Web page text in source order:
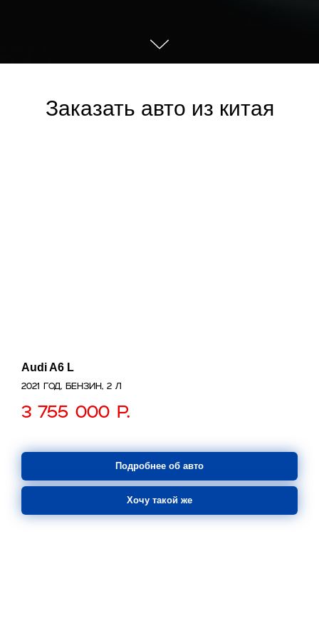
Заказать авто из китая
Audi A6 L
2021 год, бензин, 2 л
3 755 000 р.
Подробнее об авто
Хочу такой же